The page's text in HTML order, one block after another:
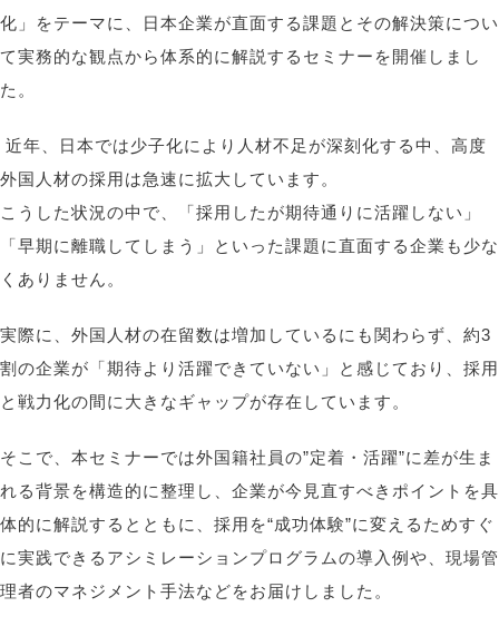
化」をテーマに、日本企業が直面する課題とその解決策につい
て実務的な観点から体系的に解説するセミナーを開催しまし
た。
近年、日本では少子化により人材不足が深刻化する中、高度
外国人材の採用は急速に拡大しています。
こうした状況の中で、「採用したが期待通りに活躍しない」
「早期に離職してしまう」といった課題に直面する企業も少な
くありません。
実際に、外国人材の在留数は増加しているにも関わらず、約3
割の企業が「期待より活躍できていない」と感じており、採用
と戦力化の間に大きなギャップが存在しています。
そこで、本セミナーでは外国籍社員の”定着・活躍”に差が生ま
れる背景を構造的に整理し、企業が今見直すべきポイントを具
体的に解説するとともに、採用を“成功体験”に変えるためすぐ
に実践できるアシミレーションプログラムの導入例や、現場管
理者のマネジメント手法などをお届けしました。